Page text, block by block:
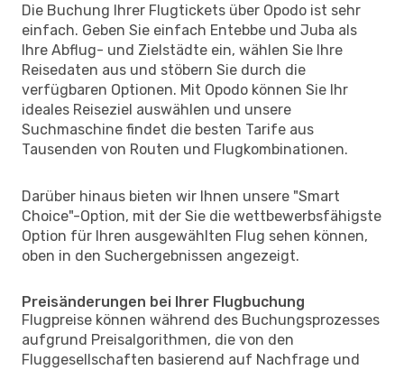
Die Buchung Ihrer Flugtickets über Opodo ist sehr
einfach. Geben Sie einfach Entebbe und Juba als
Ihre Abflug- und Zielstädte ein, wählen Sie Ihre
Reisedaten aus und stöbern Sie durch die
verfügbaren Optionen. Mit Opodo können Sie Ihr
ideales Reiseziel auswählen und unsere
Suchmaschine findet die besten Tarife aus
Tausenden von Routen und Flugkombinationen.
Darüber hinaus bieten wir Ihnen unsere "Smart
Choice"-Option, mit der Sie die wettbewerbsfähigste
Option für Ihren ausgewählten Flug sehen können,
oben in den Suchergebnissen angezeigt.
Preisänderungen bei Ihrer Flugbuchung
Flugpreise können während des Buchungsprozesses
aufgrund Preisalgorithmen, die von den
Fluggesellschaften basierend auf Nachfrage und